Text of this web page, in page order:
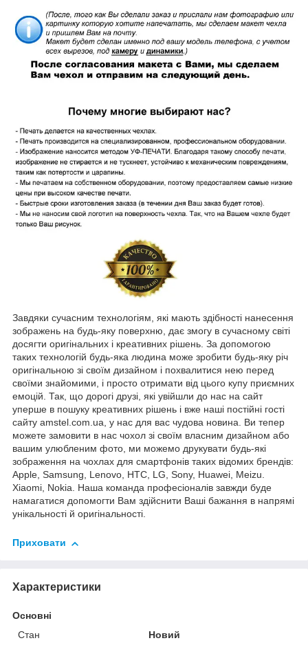
Завдяки сучасним технологіям, які мають здібності нанесення
зображень на будь-яку поверхню, дає змогу в сучасному світі
досягти оригінальних і креативних рішень. За допомогою
таких технологій будь-яка людина може зробити будь-яку річ
оригінальною зі своїм дизайном і похвалитися нею перед
своїми знайомими, і просто отримати від цього купу приємних
емоцій. Так, що дорогі друзі, які увійшли до нас на сайт
уперше в пошуку креативних рішень і вже наші постійні гості
сайту amstel.com.ua, у нас для вас чудова новина. Ви тепер
можете замовити в нас чохол зі своїм власним дизайном або
вашим улюбленим фото, ми можемо друкувати будь-які
зображення на чохлах для смартфонів таких відомих брендів:
Apple, Samsung, Lenovo, HTC, LG, Sony, Huawei, Meizu.
Xiaomi, Nokia. Наша команда професіоналів завжди буде
намагатися допомогти Вам здійснити Ваші бажання в напрямі
унікальності й оригінальності.
Приховати
Характеристики
Основні
Стан
Новий